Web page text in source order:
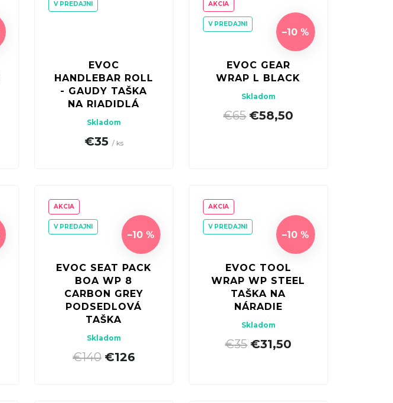
V PREDAJNI
EVOC
HANDLEBAR ROLL
- GAUDY TAŠKA
NA RIADIDLÁ
Skladom
€35 / ks
AKCIA
V PREDAJNI
–10 %
EVOC GEAR
WRAP L BLACK
Skladom
€65| €58,50
AKCIA
V PREDAJNI
–10 %
EVOC SEAT PACK
BOA WP 8
CARBON GREY
PODSEDLOVÁ
TAŠKA
Skladom
€140| €126
AKCIA
V PREDAJNI
–10 %
EVOC TOOL
WRAP WP STEEL
TAŠKA NA
NÁRADIE
Skladom
€35| €31,50